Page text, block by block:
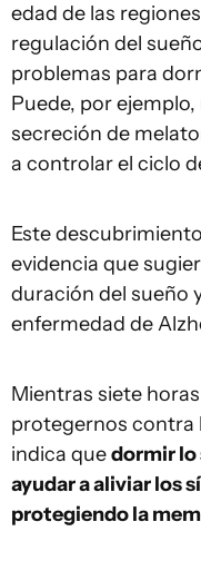
edad de las
regulación del
problemas para
Puede, por
secreción de
a controlar el ciclo
Este
evidencia que
duración del sueño
enfermedad de
Mientras siete
protegernos contra
indica quedormir lo
ayudar a aliviar los
protegiendo la